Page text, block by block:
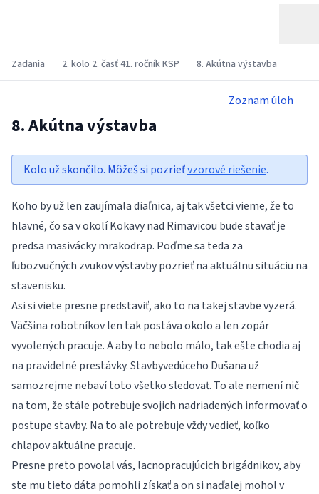
Zadania 2. kolo 2. časť 41. ročník KSP 8. Akútna výstavba
Zoznam úloh
8. Akútna výstavba
Kolo už skončilo. Môžeš si pozrieťvzorové riešenie.
Koho by už len zaujímala diaľnica, aj tak všetci vieme, že to
hlavné, čo sa v okolí Kokavy nad Rimavicou bude stavať je
predsa masivácky mrakodrap. Poďme sa teda za
ľubozvučných zvukov výstavby pozrieť na aktuálnu situáciu na
stavenisku.
Asi si viete presne predstaviť, ako to na takej stavbe vyzerá.
Väčšina robotníkov len tak postáva okolo a len zopár
vyvolených pracuje. A aby to nebolo málo, tak ešte chodia aj
na pravidelné prestávky. Stavbyvedúceho Dušana už
samozrejme nebaví toto všetko sledovať. To ale nemení nič
na tom, že stále potrebuje svojich nadriadených informovať o
postupe stavby. Na to ale potrebuje vždy vedieť, koľko
chlapov aktuálne pracuje.
Presne preto povolal vás, lacnopracujúcich brigádnikov, aby
ste mu tieto dáta pomohli získať a on si naďalej mohol v